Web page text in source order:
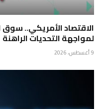
الاقتصاد الأمريكي..
لمواجهة التحديات الراهنة
9 أغسطس، 2026